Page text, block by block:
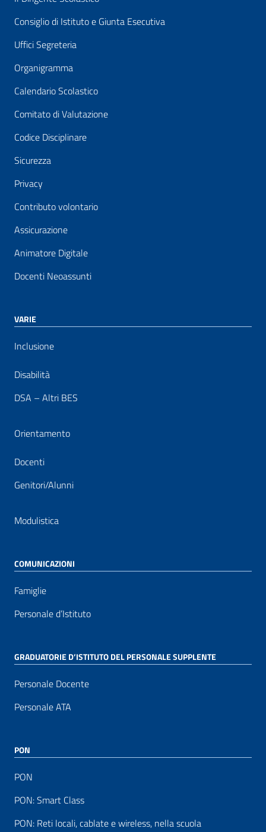
Consiglio di Istituto e Giunta Esecutiva
Uffici Segreteria
Organigramma
Calendario Scolastico
Comitato di Valutazione
Codice Disciplinare
Sicurezza
Privacy
Contributo volontario
Assicurazione
Animatore Digitale
Docenti Neoassunti
VARIE
Inclusione
Disabilità
DSA – Altri BES
Orientamento
Docenti
Genitori/Alunni
Modulistica
COMUNICAZIONI
Famiglie
Personale d’Istituto
GRADUATORIE D’ISTITUTO DEL PERSONALE SUPPLENTE
Personale Docente
Personale ATA
PON
PON
PON: Smart Class
PON: Reti locali, cablate e wireless, nella scuola